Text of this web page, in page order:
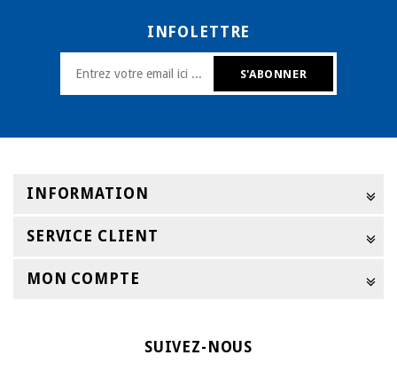
INFOLETTRE
INFORMATION
SERVICE CLIENT
MON COMPTE
SUIVEZ-NOUS